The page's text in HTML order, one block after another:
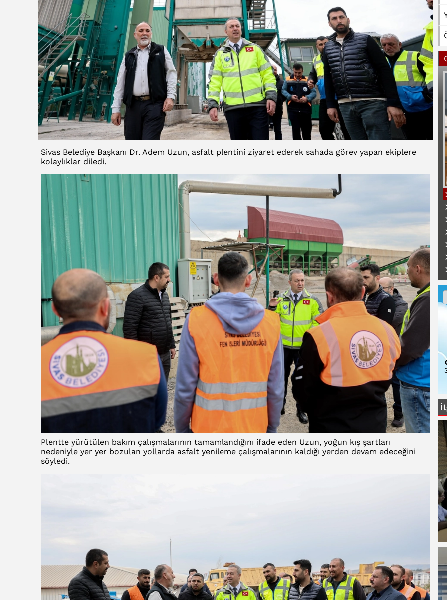
Sivas Belediye Başkanı Dr. Adem Uzun, asfalt plentini ziyaret ederek sahada görev yapan ekiplere
kolaylıklar diledi.
Plentte yürütülen bakım çalışmalarının tamamlandığını ifade eden Uzun, yoğun kış şartları
nedeniyle yer yer bozulan yollarda asfalt yenileme çalışmalarının kaldığı yerden devam edeceğini
söyledi.